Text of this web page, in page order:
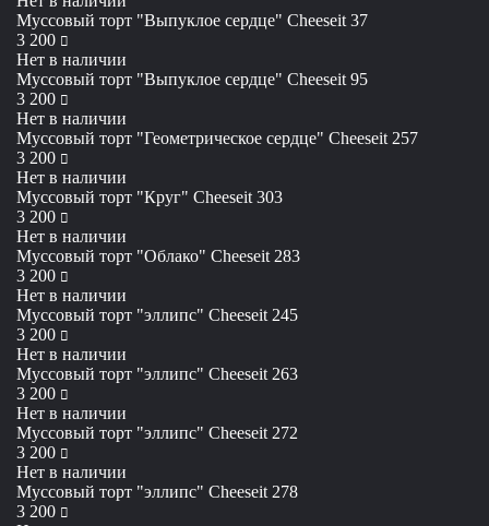
Муссовый торт "Выпуклое сердце" Cheeseit 37
3 200 руб
Нет в наличии
Муссовый торт "Выпуклое сердце" Cheeseit 95
3 200 руб
Нет в наличии
Муссовый торт "Геометрическое сердце" Cheeseit 257
3 200 руб
Нет в наличии
Муссовый торт "Круг" Cheeseit 303
3 200 руб
Нет в наличии
Муссовый торт "Облако" Cheeseit 283
3 200 руб
Нет в наличии
Муссовый торт "эллипс" Cheeseit 245
3 200 руб
Нет в наличии
Муссовый торт "эллипс" Cheeseit 263
3 200 руб
Нет в наличии
Муссовый торт "эллипс" Cheeseit 272
3 200 руб
Нет в наличии
Муссовый торт "эллипс" Cheeseit 278
3 200 руб